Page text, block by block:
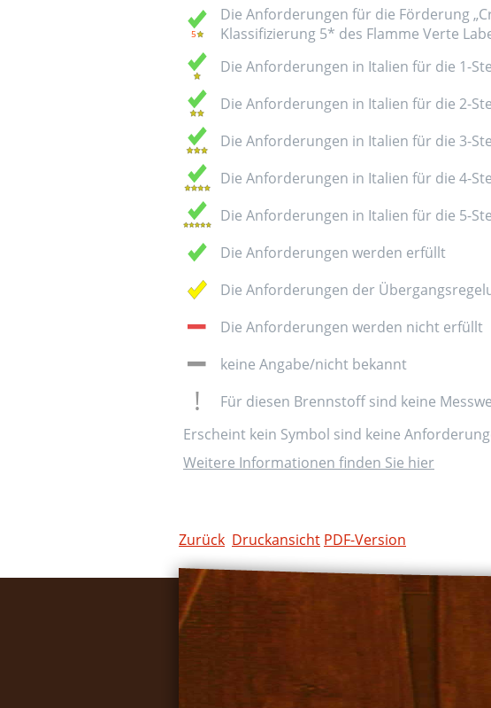
Die Anforderungen für die Förderung
Klassifizierung 5* des Flamme Verte
Die Anforderungen in Italien für die 1-
Die Anforderungen in Italien für die 2-
Die Anforderungen in Italien für die 3-
Die Anforderungen in Italien für die 4-
Die Anforderungen in Italien für die 5-
Die Anforderungen werden erfüllt
Die Anforderungen der
Die Anforderungen werden nicht erfüllt
keine Angabe/nicht bekannt
Für diesen Brennstoff sind keine
Erscheint kein Symbol sind keine
Weitere Informationen finden Sie hier
Zurück Druckansicht PDF-Version